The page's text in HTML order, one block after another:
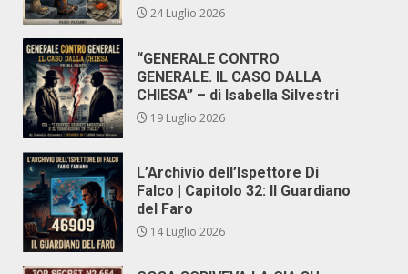
24 Luglio 2026
“GENERALE CONTRO
GENERALE. IL CASO DALLA
CHIESA” – di Isabella Silvestri
19 Luglio 2026
L’Archivio dell’Ispettore Di
Falco | Capitolo 32: Il Guardiano
del Faro
14 Luglio 2026